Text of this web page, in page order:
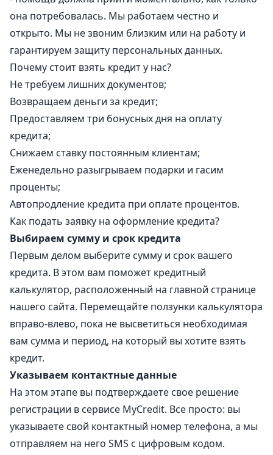
она потребовалась. Мы работаем честно и
открыто. Мы не звоним близким или на работу и
гарантируем защиту персональных данных.
Почему стоит взять кредит у нас?
Не требуем лишних документов;
Возвращаем деньги за кредит;
Предоставляем три бонусных дня на оплату
кредита;
Снижаем ставку постоянным клиентам;
Еженедельно разыгрываем подарки и гасим
проценты;
Автопродление кредита при оплате процентов.
Как подать заявку на оформление кредита?
Выбираем сумму и срок кредита
Первым делом выберите сумму и срок вашего
кредита. В этом вам поможет кредитный
калькулятор, расположенный на главной странице
нашего сайта. Перемещайте ползунки калькулятора
вправо-влево, пока не высветиться необходимая
вам сумма и период, на который вы хотите взять
кредит.
Указываем контактные данные
На этом этапе вы подтверждаете свое решение
регистрации в сервисе MyCredit. Все просто: вы
указываете свой контактный номер телефона, а мы
отправляем на него SMS с цифровым кодом.